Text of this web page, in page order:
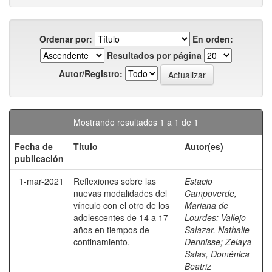
Ordenar por:
En orden:
Resultados por página
Autor/Registro:
Mostrando resultados 1 a 1 de 1
Fecha de
publicación
Título Autor(es)
1-mar-2021
Reflexiones sobre las
nuevas modalidades del
vínculo con el otro de los
adolescentes de 14 a 17
años en tiempos de
confinamiento.
Estacio
Campoverde,
Mariana de
Lourdes; Vallejo
Salazar, Nathalie
Dennisse;Zelaya
Salas, Doménica
Beatriz